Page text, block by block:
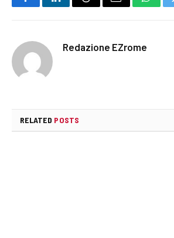
FacebookLinkedInThreadsEmail
Redazione EZrome
RELATED POSTS